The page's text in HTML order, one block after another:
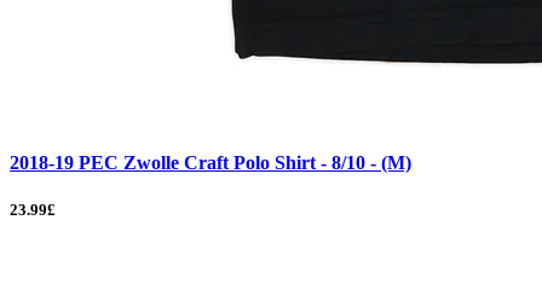
2018-19 PEC Zwolle Craft Polo Shirt - 8/10 - (M)
23.99£